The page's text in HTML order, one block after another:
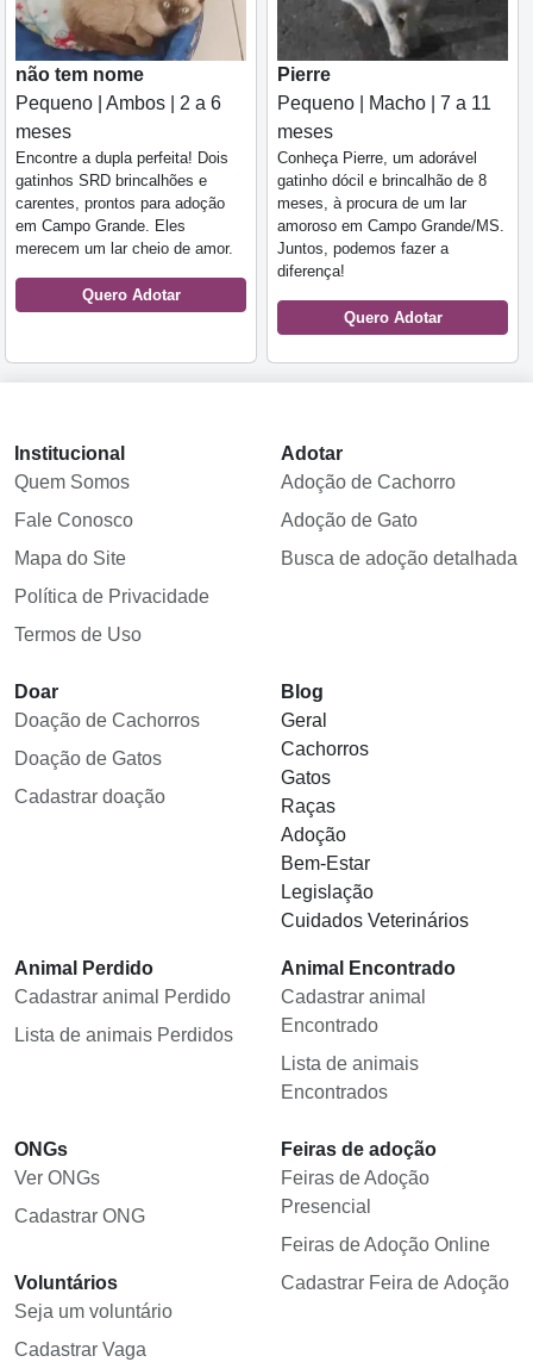
não tem nome
Pequeno | Ambos | 2 a 6
meses
Encontre a dupla perfeita! Dois
gatinhos SRD brincalhões e
carentes, prontos para adoção
em Campo Grande. Eles
merecem um lar cheio de amor.
Quero Adotar
Pierre
Pequeno | Macho | 7 a 11
meses
Conheça Pierre, um adorável
gatinho dócil e brincalhão de 8
meses, à procura de um lar
amoroso em Campo Grande/MS.
Juntos, podemos fazer a
diferença!
Quero Adotar
Institucional
Quem Somos
Fale Conosco
Mapa do Site
Política de Privacidade
Termos de Uso
Adotar
Adoção de Cachorro
Adoção de Gato
Busca de adoção detalhada
Doar
Doação de Cachorros
Doação de Gatos
Cadastrar doação
Blog
Geral
Cachorros
Gatos
Raças
Adoção
Bem-Estar
Legislação
Cuidados Veterinários
Animal Perdido
Cadastrar animal Perdido
Lista de animais Perdidos
Animal Encontrado
Cadastrar animal
Encontrado
Lista de animais
Encontrados
ONGs
Ver ONGs
Cadastrar ONG
Voluntários
Seja um voluntário
Cadastrar Vaga
Feiras de adoção
Feiras de Adoção
Presencial
Feiras de Adoção Online
Cadastrar Feira de Adoção